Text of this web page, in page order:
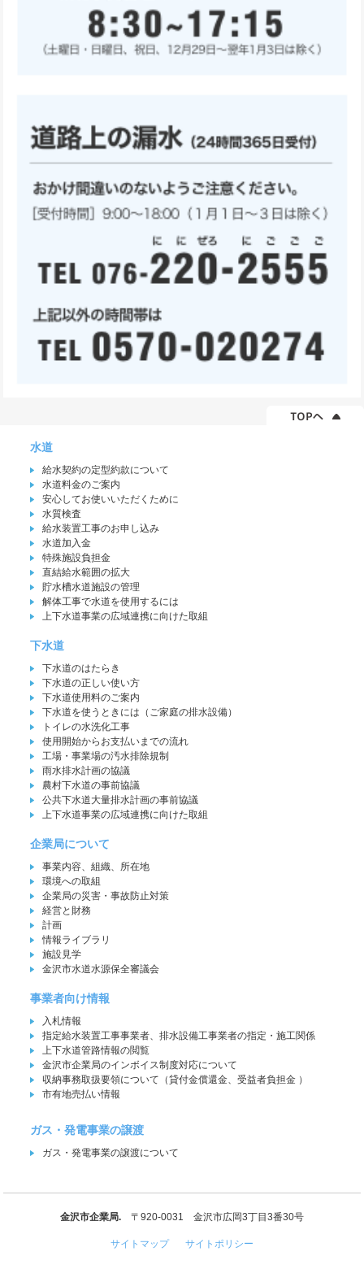
水道
給水契約の定型約款について
水道料金のご案内
安心してお使いいただくために
水質検査
給水装置工事のお申し込み
水道加入金
特殊施設負担金
直結給水範囲の拡大
貯水槽水道施設の管理
解体工事で水道を使用するには
上下水道事業の広域連携に向けた取組
下水道
下水道のはたらき
下水道の正しい使い方
下水道使用料のご案内
下水道を使うときには（ご家庭の排水設備）
トイレの水洗化工事
使用開始からお支払いまでの流れ
工場・事業場の汚水排除規制
雨水排水計画の協議
農村下水道の事前協議
公共下水道大量排水計画の事前協議
上下水道事業の広域連携に向けた取組
企業局について
事業内容、組織、所在地
環境への取組
企業局の災害・事故防止対策
経営と財務
計画
情報ライブラリ
施設見学
金沢市水道水源保全審議会
事業者向け情報
入札情報
指定給水装置工事事業者、排水設備工事業者の指定・施工関係
上下水道管路情報の閲覧
金沢市企業局のインボイス制度対応について
収納事務取扱要領について（貸付金償還金、受益者負担金 ）
市有地売払い情報
ガス・発電事業の譲渡
ガス・発電事業の譲渡について
金沢市企業局.〒920-0031 金沢市広岡3丁目3番30号
サイトマップ サイトポリシー